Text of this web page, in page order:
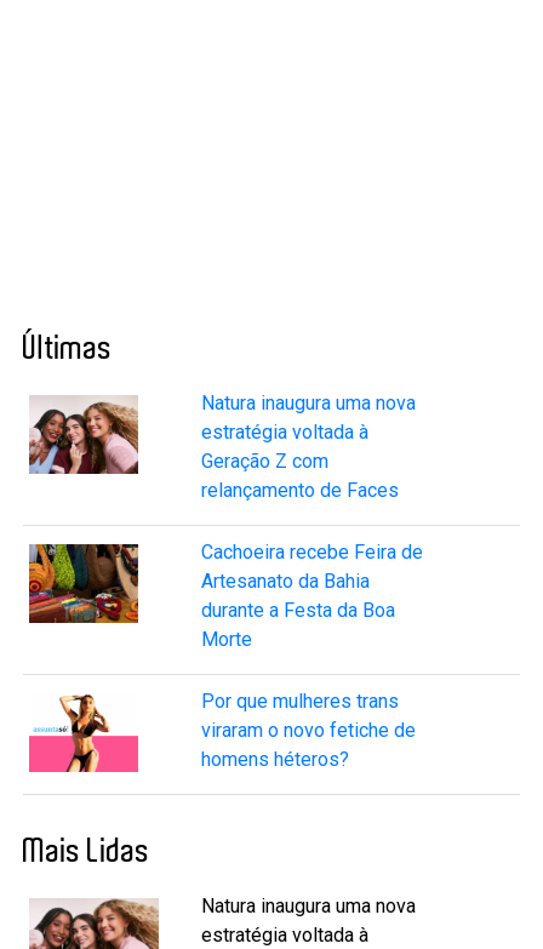
Últimas
Natura inaugura uma nova
estratégia voltada à
Geração Z com
relançamento de Faces
Cachoeira recebe Feira de
Artesanato da Bahia
durante a Festa da Boa
Morte
Por que mulheres trans
viraram o novo fetiche de
homens héteros?
Mais Lidas
Natura inaugura uma nova
estratégia voltada à